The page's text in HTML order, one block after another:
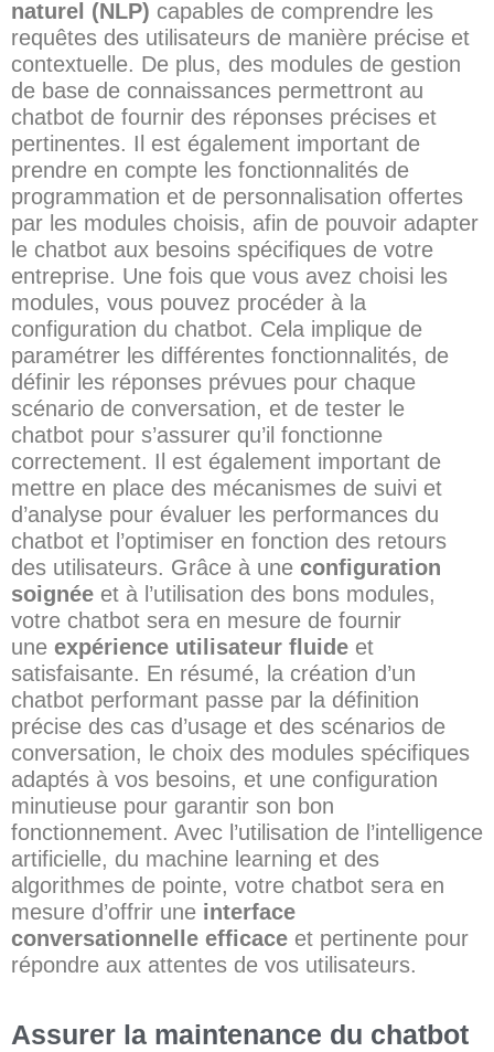
naturel (NLP) capables de comprendre les
requêtes des utilisateurs de manière précise et
contextuelle. De plus, des modules de gestion
de base de connaissances permettront au
chatbot de fournir des réponses précises et
pertinentes. Il est également important de
prendre en compte les fonctionnalités de
programmation et de personnalisation offertes
par les modules choisis, afin de pouvoir adapter
le chatbot aux besoins spécifiques de votre
entreprise. Une fois que vous avez choisi les
modules, vous pouvez procéder à la
configuration du chatbot. Cela implique de
paramétrer les différentes fonctionnalités, de
définir les réponses prévues pour chaque
scénario de conversation, et de tester le
chatbot pour s’assurer qu’il fonctionne
correctement. Il est également important de
mettre en place des mécanismes de suivi et
d’analyse pour évaluer les performances du
chatbot et l’optimiser en fonction des retours
des utilisateurs. Grâce à une configuration
soignée et à l’utilisation des bons modules,
votre chatbot sera en mesure de fournir
une expérience utilisateur fluide et
satisfaisante. En résumé, la création d’un
chatbot performant passe par la définition
précise des cas d’usage et des scénarios de
conversation, le choix des modules spécifiques
adaptés à vos besoins, et une configuration
minutieuse pour garantir son bon
fonctionnement. Avec l’utilisation de l’intelligence
artificielle, du machine learning et des
algorithmes de pointe, votre chatbot sera en
mesure d’offrir une interface
conversationnelle efficace et pertinente pour
répondre aux attentes de vos utilisateurs.
Assurer la maintenance du chatbot